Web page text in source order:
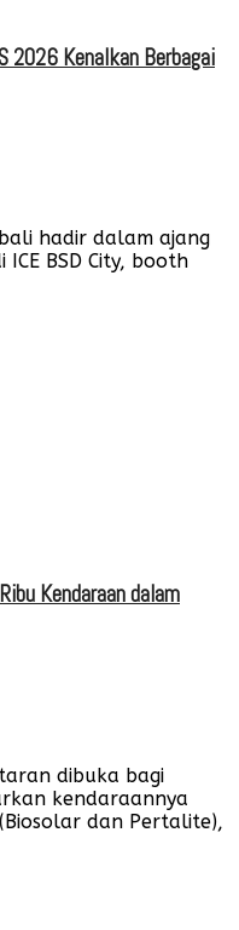
2026 Kenalkan Berbagai
hadir dalam ajang
BSD City, booth
Kendaraan dalam
dibuka bagi
kendaraannya
dan Pertalite),